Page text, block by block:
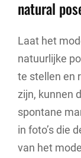
natural
Laat het
natuurlijke
te stellen en
zijn, kunnen
spontane
in foto’s die
van het